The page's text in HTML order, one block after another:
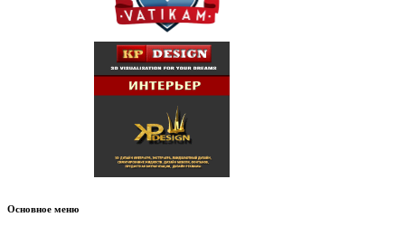
Основное меню